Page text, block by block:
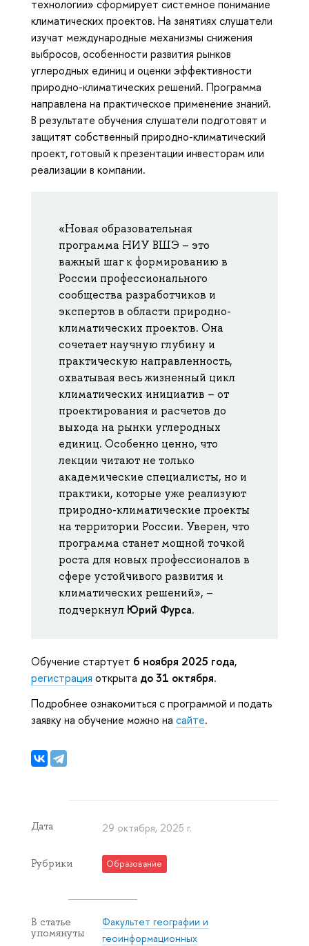
технологии» сформирует системное понимание
климатических проектов. На занятиях слушатели
изучат международные механизмы снижения
выбросов, особенности развития рынков
углеродных единиц и оценки эффективности
природно-климатических решений. Программа
направлена на практическое применение знаний.
В результате обучения слушатели подготовят и
защитят собственный природно-климатический
проект, готовый к презентации инвесторам или
реализации в компании.
«Новая образовательная
программа НИУ ВШЭ – это
важный шаг к формированию в
России профессионального
сообщества разработчиков и
экспертов в области природно-
климатических проектов. Она
сочетает научную глубину и
практическую направленность,
охватывая весь жизненный цикл
климатических инициатив – от
проектирования и расчетов до
выхода на рынки углеродных
единиц. Особенно ценно, что
лекции читают не только
академические специалисты, но и
практики, которые уже реализуют
природно-климатические проекты
на территории России. Уверен, что
программа станет мощной точкой
роста для новых профессионалов в
сфере устойчивого развития и
климатических решений», –
подчеркнул Юрий Фурса.
Обучение стартует 6 ноября 2025 года,
регистрация открыта до 31 октября.
Подробнее ознакомиться с программой и подать
заявку на обучение можно на сайте.
Дата 29 октября, 2025 г.
Рубрики Образование
В статье
упомянуты
Факультет географии и
геоинформационных